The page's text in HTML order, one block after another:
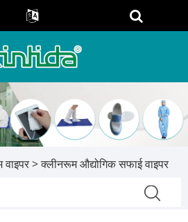
> क्लीनरूम औद्योगिक सफाई वाइपर